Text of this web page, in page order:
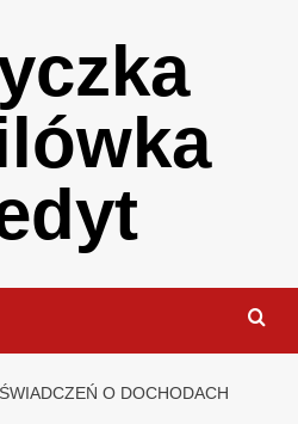
O DOCHODACH